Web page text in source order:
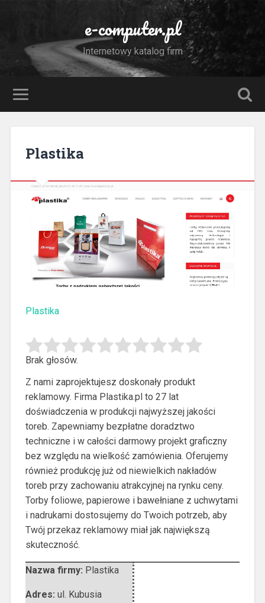
e-computer.pl
Internetowy katalog firm
Plastika
Plastika
Brak głosów.
Z nami zaprojektujesz doskonały produkt
reklamowy. Firma Plastika.pl to 27 lat
doświadczenia w produkcji najwyższej jakości
toreb. Zapewniamy bezpłatne doradztwo
techniczne i w całości darmowy projekt graficzny
bez względu na wielkość zamówienia. Oferujemy
również produkcję już od niewielkich nakładów
toreb przy zachowaniu atrakcyjnej na rynku ceny.
Torby foliowe, papierowe i bawełniane z uchwytami
i nadrukami dostosujemy do Twoich potrzeb, aby
Twój przekaz reklamowy miał jak największą
skuteczność.
Nazwa firmy: Plastika
Adres: ul. Kubusia